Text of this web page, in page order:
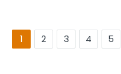
Wi-Fi pásma
1 2 3 4 5